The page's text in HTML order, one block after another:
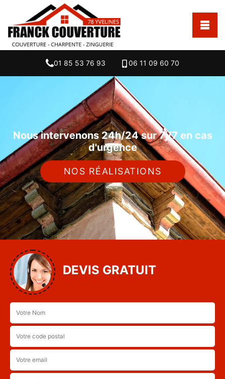
01 85 53 76 93 06 11 09 60 70
Nous intervenons 24h/24 sur 7j/7 en cas
d'urgence
NOS RÉALISATIONS
DEVIS GRATUIT